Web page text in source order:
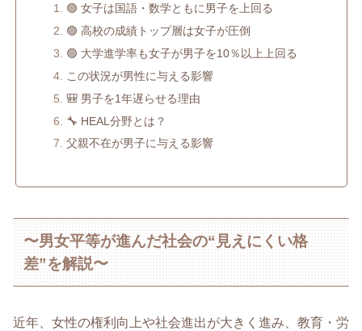
🟣 女子は国語・数学ともに男子を上回る
🟣 高校の成績トップ層は女子が圧倒
🟣 大学進学率も女子が男子を10％以上上回る
この状況が男性に与える影響
🎒 男子を1年遅らせる理由
🔧 HEAL分野とは？
父親不在が男子に与える影響
〜男女平等が進んだ社会の“見えにくい格
差”を解説〜
近年、女性の権利向上や社会進出が大きく進み、教育・労